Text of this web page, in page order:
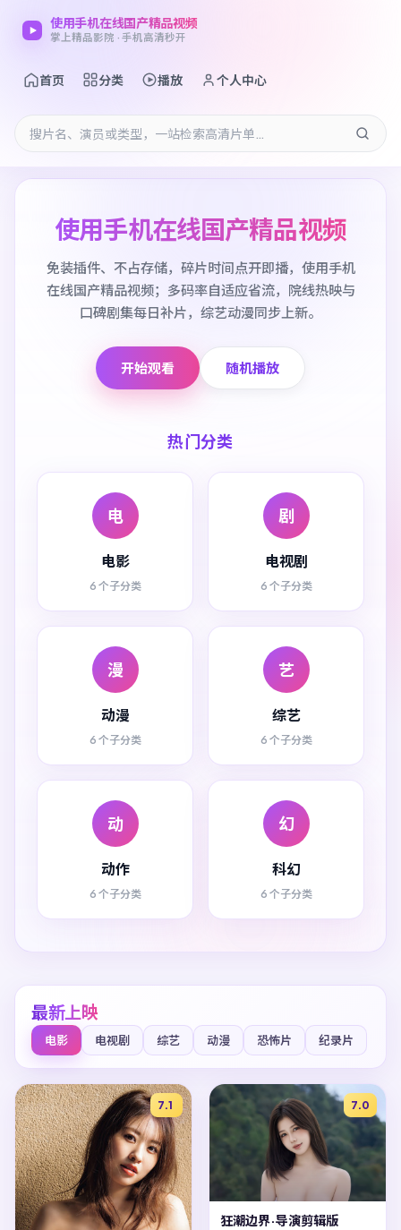
使用手机在线国产精品视频
掌上精品影院 · 手机高清秒开
首页 分类 播放 个人中心
使用手机在线国产精品视频
免装插件、不占存储，碎片时间点开即播，使用手机
在线国产精品视频；多码率自适应省流，院线热映与
口碑剧集每日补片，综艺动漫同步上新。
开始观看 随机播放
热门分类
电
电影
6 个子分类
剧
电视剧
6 个子分类
漫
动漫
6 个子分类
艺
综艺
6 个子分类
动
动作
6 个子分类
幻
科幻
6 个子分类
最新上映
电影 电视剧 综艺 动漫 恐怖片 纪录片
7.1 7.0
狂潮边界·导演剪辑版